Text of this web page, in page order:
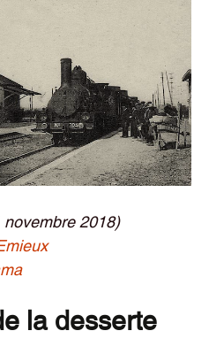
2018)
la desserte